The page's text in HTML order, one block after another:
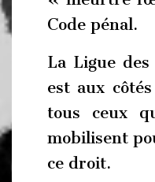
Code pénal.
La Ligue
est aux
tous ceux
mobilisent
ce droit.